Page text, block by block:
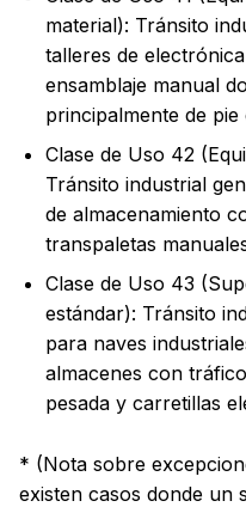
material): Tránsito
talleres de
ensamblaje manual
principalmente de pie
Clase de Uso 42
Tránsito industrial
de almacenamiento
transpaletas
Clase de Uso 43
estándar): Tránsito
para naves
almacenes con
pesada y carretillas
* (Nota sobre
existen casos donde un